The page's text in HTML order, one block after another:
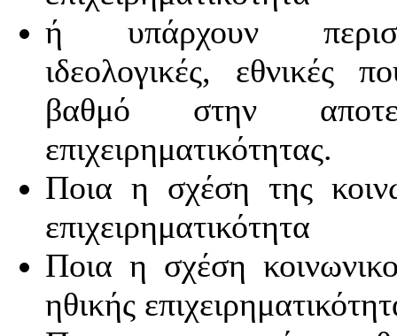
ή υπάρχουν
ιδεολογικές, εθνικές
βαθμό στην
επιχειρηματικότητας.
Ποια η σχέση της
επιχειρηματικότητα
Ποια η σχέση
ηθικής